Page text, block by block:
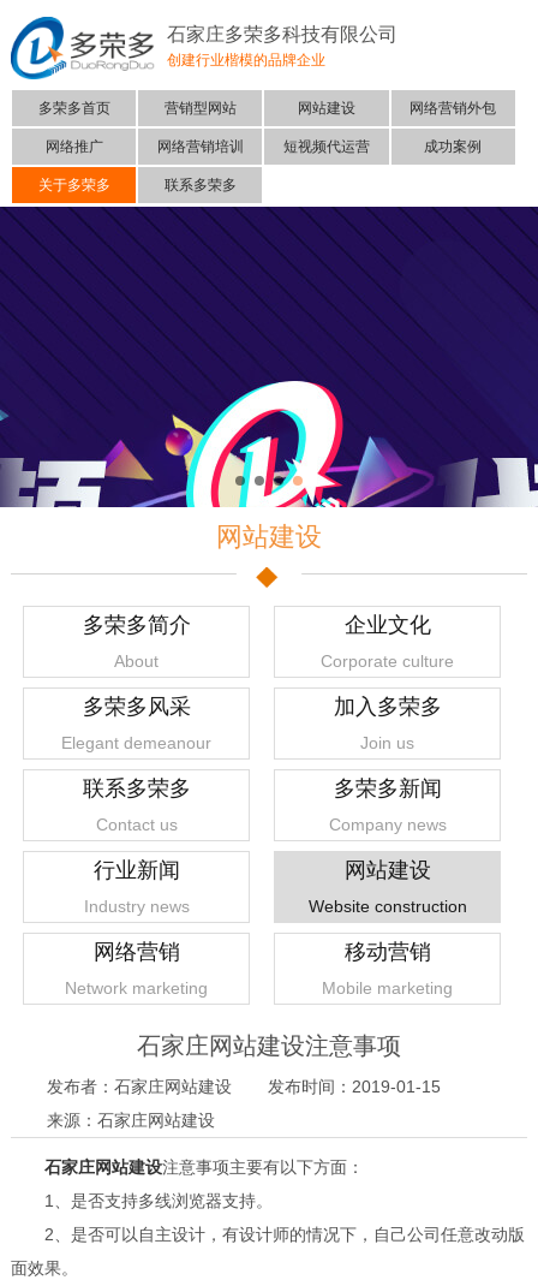
石家庄多荣多科技有限公司
创建行业楷模的品牌企业
多荣多首页 营销型网站 网站建设 网络营销外包
网络推广 网络营销培训 短视频代运营 成功案例
关于多荣多 联系多荣多
3 4
网站建设
多荣多简介
About
企业文化
Corporate culture
多荣多风采
Elegant demeanour
加入多荣多
Join us
联系多荣多
Contact us
多荣多新闻
Company news
行业新闻
Industry news
网站建设
Website construction
网络营销
Network marketing
移动营销
Mobile marketing
石家庄网站建设注意事项
发布者：石家庄网站建设
发布时间：2019-01-15
来源：石家庄网站建设
石家庄网站建设注意事项主要有以下方面：
1、是否支持多线浏览器支持。
2、是否可以自主设计，有设计师的情况下，自己公司任意改动版
面效果。